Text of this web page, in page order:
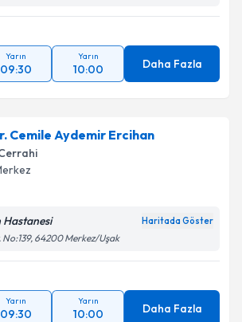
Yarın
09:30
Yarın
10:00 Daha Fazla
Cemile Aydemir Ercihan
Hastanesi Haritada Göster
No:139, 64200 Merkez/Uşak
Yarın
09:30
Yarın
10:00 Daha Fazla